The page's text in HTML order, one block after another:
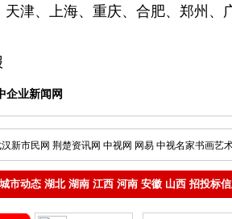
、上海、重庆、合肥、郑州、
企业新闻网
新市民网 荆楚资讯网 中视网 网易 中视名家书画艺
城市动态 湖北 湖南 江西 河南 安徽 山西 招投标